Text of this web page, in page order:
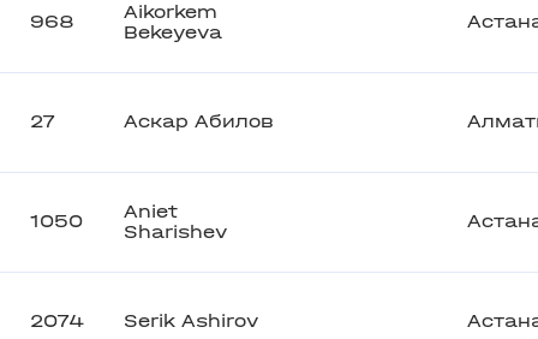
968
Aikorkem
Bekeyeva
27 Аскар Абилов
1050
Aniet
Sharishev
2074 Serik Ashirov